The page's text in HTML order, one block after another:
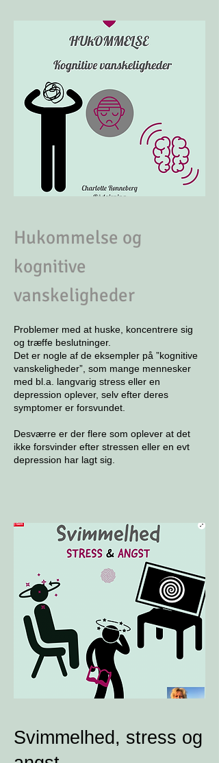
Hukommelse og
kognitive
vanskeligheder
Problemer med at huske, koncentrere sig
og træffe beslutninger.
Det er nogle af de eksempler på ”kognitive
vanskeligheder”, som mange mennesker
med bl.a. langvarig stress eller en
depression oplever, selv efter deres
symptomer er forsvundet.
Desværre er der flere som oplever at det
ikke forsvinder efter stressen eller en evt
depression har lagt sig.
Svimmelhed, stress og